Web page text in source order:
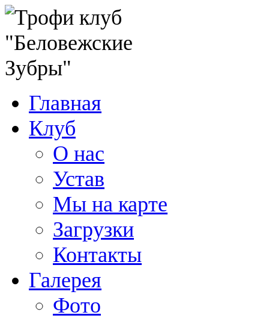
Главная
Клуб
О нас
Устав
Мы на карте
Загрузки
Контакты
Галерея
Фото